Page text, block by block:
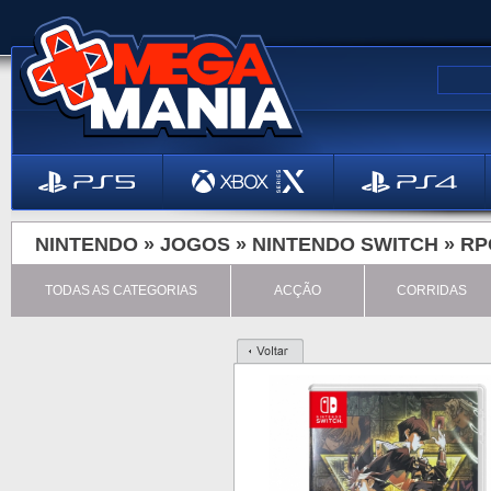
NINTENDO » JOGOS » NINTENDO SWITCH »
TODAS AS CATEGORIAS ACÇÃO CORRIDAS